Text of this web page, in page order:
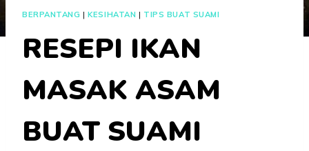
BERPANTANG |KESIHATAN | TIPS BUAT SUAMI
RESEPI IKAN
MASAK ASAM
BUAT SUAMI